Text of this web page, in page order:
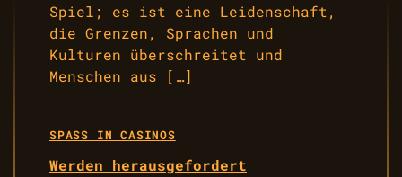
Spiel; es ist eine Leidenschaft,
die Grenzen, Sprachen und
Kulturen überschreitet und
Menschen aus […]
SPASS IN CASINOS
Werden herausgefordert